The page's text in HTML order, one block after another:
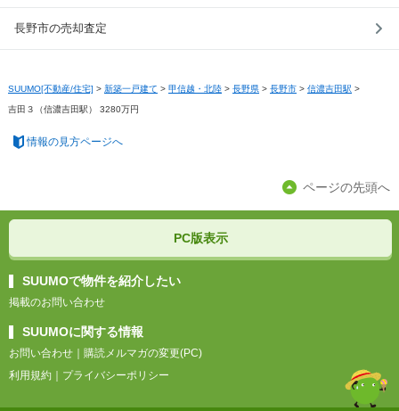
長野市の売却査定
SUUMO[不動産/住宅] > 新築一戸建て > 甲信越・北陸 > 長野県 > 長野市 > 信濃吉田駅 >
吉田３（信濃吉田駅） 3280万円
情報の見方ページへ
ページの先頭へ
PC版表示
SUUMOで物件を紹介したい
掲載のお問い合わせ
SUUMOに関する情報
お問い合わせ
購読メルマガの変更(PC)
利用規約
プライバシーポリシー